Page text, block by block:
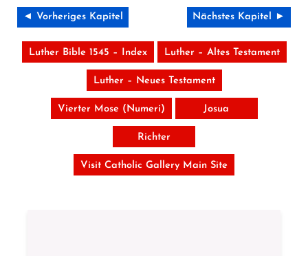
◄ Vorheriges Kapitel Nächstes Kapitel ►
Luther Bible 1545 – Index Luther – Altes Testament
Luther – Neues Testament
Vierter Mose (Numeri) Josua
Richter
Visit Catholic Gallery Main Site